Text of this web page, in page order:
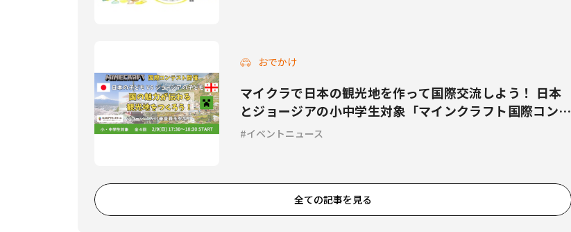
おでかけ
マイクラで日本の観光地を作って国際交流しよう！ 日本
とジョージアの小中学生対象「マインクラフト国際コンテ
スト」の参加者を募集
イベントニュース
全ての記事を見る